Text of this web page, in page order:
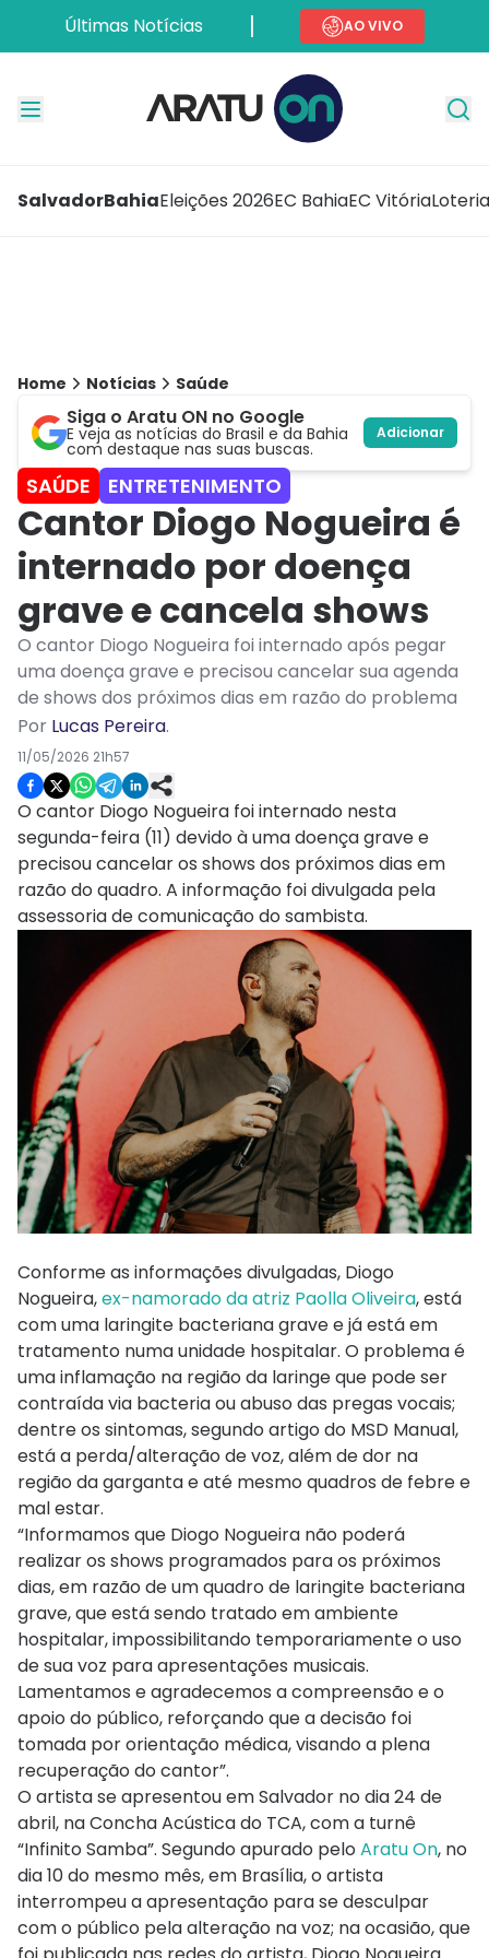
Últimas Notícias AO VIVO
SalvadorBahiaEleições 2026EC BahiaEC Vitória
Home Notícias Saúde
Siga o Aratu ON no Google
E veja as notícias do Brasil e da Bahia
com destaque nas suas buscas.
Adicionar
SAÚDE ENTRETENIMENTO
Cantor Diogo Nogueira é
internado por doença
grave e cancela shows
O cantor Diogo Nogueira foi internado após pegar
uma doença grave e precisou cancelar sua agenda
de shows dos próximos dias em razão do problema
Por Lucas Pereira.
11/05/2026 21h57
O cantor Diogo Nogueira foi internado nesta
segunda-feira (11) devido à uma doença grave e
precisou cancelar os shows dos próximos dias em
razão do quadro. A informação foi divulgada pela
assessoria de comunicação do sambista.
Conforme as informações divulgadas, Diogo
Nogueira,ex-namorado da atriz Paolla Oliveira, está
com uma laringite bacteriana grave e já está em
tratamento numa unidade hospitalar. O problema é
uma inflamação na região da laringe que pode ser
contraída via bacteria ou abuso das pregas vocais;
dentre os sintomas, segundo artigo do MSD Manual,
está a perda/alteração de voz, além de dor na
região da garganta e até mesmo quadros de febre e
mal estar.
“Informamos que Diogo Nogueira não poderá
realizar os shows programados para os próximos
dias, em razão de um quadro de laringite bacteriana
grave, que está sendo tratado em ambiente
hospitalar, impossibilitando temporariamente o uso
de sua voz para apresentações musicais.
Lamentamos e agradecemos a compreensão e o
apoio do público, reforçando que a decisão foi
tomada por orientação médica, visando a plena
recuperação do cantor”.
O artista se apresentou em Salvador no dia 24 de
abril, na Concha Acústica do TCA, com a turnê
“Infinito Samba”. Segundo apurado pelo Aratu On, no
dia 10 do mesmo mês, em Brasília, o artista
interrompeu a apresentação para se desculpar
com o público pela alteração na voz; na ocasião, que